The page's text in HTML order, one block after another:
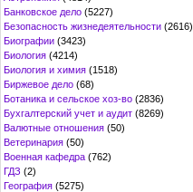
Банковское дело (5227)
Безопасность жизнедеятельности (2616)
Биографии (3423)
Биология (4214)
Биология и химия (1518)
Биржевое дело (68)
Ботаника и сельское хоз-во (2836)
Бухгалтерский учет и аудит (8269)
Валютные отношения (50)
Ветеринария (50)
Военная кафедра (762)
ГДЗ (2)
География (5275)